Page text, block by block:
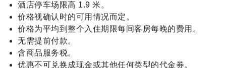
酒店停车场限高 1.9 米。
价格视确认时的可用情况而定。
价格为平均到整个入住期限每间客房每晚的费用。
无需提前付款。
含商品服务税。
优惠不可兑换成现金或其他任何类型的代金券。